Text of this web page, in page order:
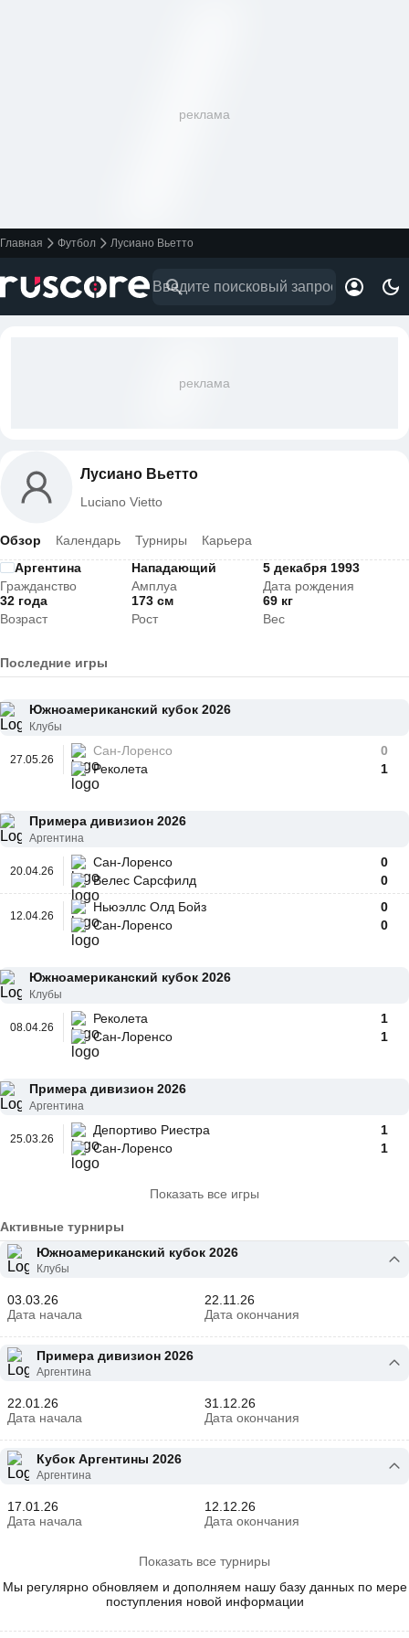
реклама
Главная Футбол Лусиано Вьетто
реклама
Лусиано Вьетто
Luciano Vietto
Обзор Календарь Турниры
Карьера
Аргентина
Гражданство
Нападающий
Амплуа
5 декабря 1993
Дата рождения
32 года
Возраст
173 см
Рост
69 кг
Вес
Последние игры
Южноамериканский кубок 2026
Клубы
27.05.26
Сан-Лоренсо
Реколета
0
1
Примера дивизион 2026
Аргентина
20.04.26
Сан-Лоренсо
Велес Сарсфилд
0
0
12.04.26
Ньюэллс Олд Бойз
Сан-Лоренсо
0
0
Южноамериканский кубок 2026
Клубы
08.04.26
Реколета
Сан-Лоренсо
1
1
Примера дивизион 2026
Аргентина
25.03.26
Депортиво Риестра
Сан-Лоренсо
1
1
Показать все игры
Активные турниры
Южноамериканский кубок 2026
Клубы
03.03.26
Дата начала
22.11.26
Дата окончания
Примера дивизион 2026
Аргентина
22.01.26
Дата начала
31.12.26
Дата окончания
Кубок Аргентины 2026
Аргентина
17.01.26
Дата начала
12.12.26
Дата окончания
Показать все турниры
Мы регулярно обновляем и дополняем нашу базу данных по мере
поступления новой информации